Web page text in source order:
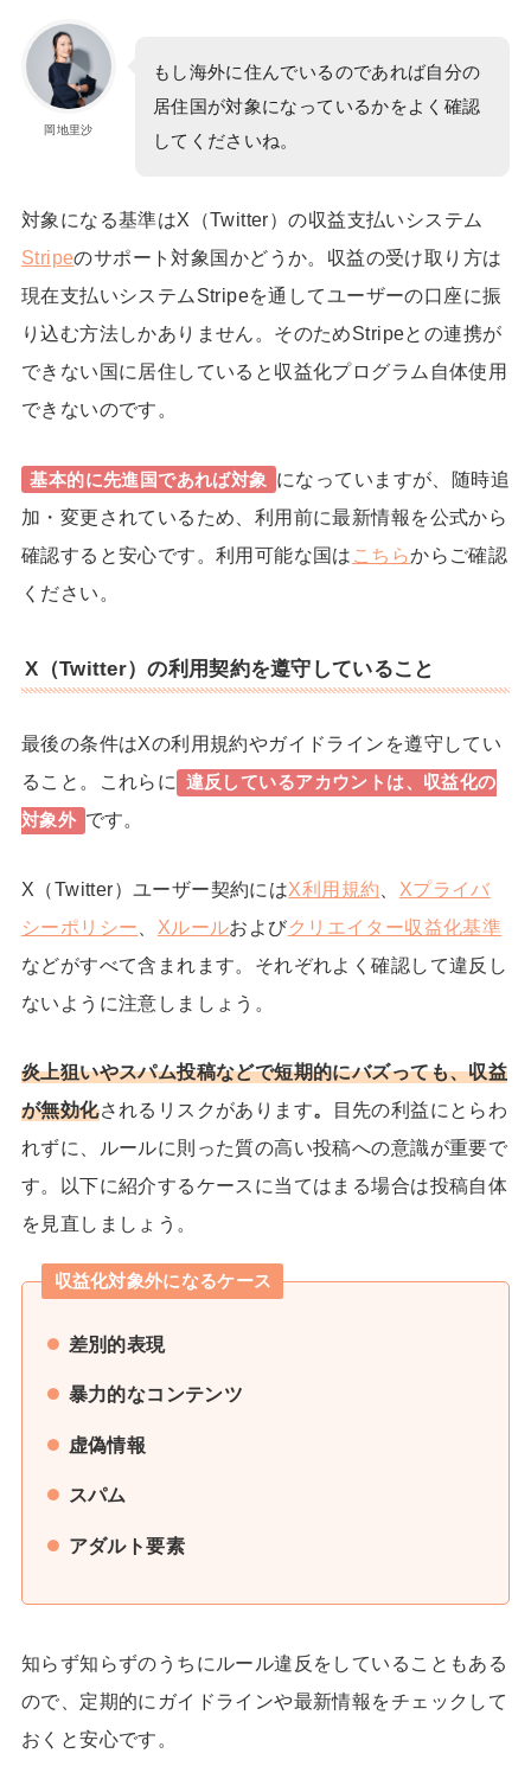
岡地里沙
もし海外に住んでいるのであれば自分の
居住国が対象になっているかをよく確認
してくださいね。
対象になる基準はX（Twitter）の収益支払いシステム
Stripeのサポート対象国かどうか。収益の受け取り方は
現在支払いシステムStripeを通してユーザーの口座に振
り込む方法しかありません。そのためStripeとの連携が
できない国に居住していると収益化プログラム自体使用
できないのです。
基本的に先進国であれば対象
になっていますが、随時追
加・変更されているため、利用前に最新情報を公式から
確認すると安心です。利用可能な国は こちらからご確認
ください。
X（Twitter）の利用契約を遵守していること
最後の条件はXの利用規約やガイドラインを遵守してい
ること 。これらに
違反しているアカウントは、収益化の
対象外 です。
X（Twitter）ユーザー契約にはX利用規約
Xプライバ
シーポリシー
Xルールおよびクリエイター収益化基準
などがすべて含まれます。それぞれよく確認して違反し
ないように注意しましょう。
炎上狙いやスパム投稿などで短期的にバズっても、収益
が無効化されるリスクがあります。
目先の利益にとらわ
れずに、ルールに則った質の高い投稿への意識が重要で
す。以下に紹介するケースに当てはまる場合は投稿自体
を見直しましょう。
収益化対象外になるケース
差別的表現
暴力的なコンテンツ
虚偽情報
スパム
アダルト要素
知らず知らずのうちにルール違反をしていることもある
ので、定期的にガイドラインや最新情報をチェックして
おくと安心です。